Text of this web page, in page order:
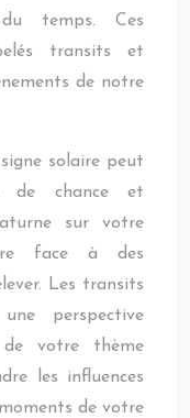
temps. Ces
transits et
de notre
solaire peut
de chance et
sur votre
face à des
Les transits
perspective
de votre thème
les influences
de votre